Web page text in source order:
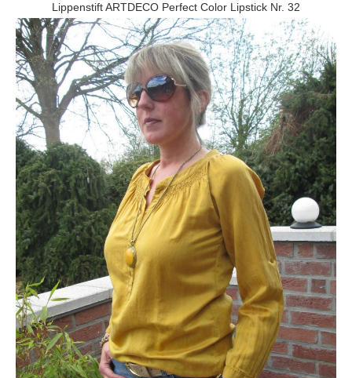
Lippenstift ARTDECO Perfect Color Lipstick Nr. 32